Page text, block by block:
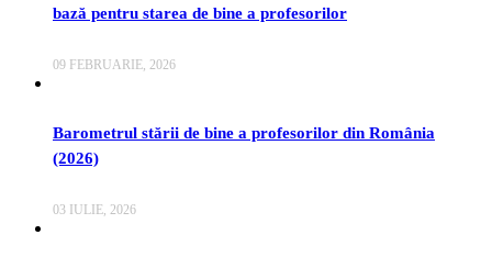
bază pentru starea de bine a profesorilor
09 FEBRUARIE, 2026
Barometrul stării de bine a profesorilor din România
(2026)
03 IULIE, 2026